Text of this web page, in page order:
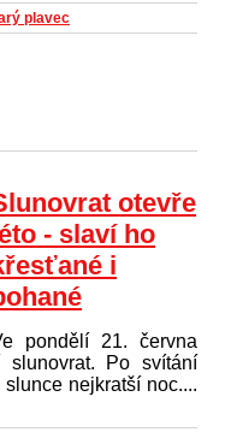
plavec
otevře
- slaví ho
i
pondělí 21. června
slunovrat. Po svítání
nejkratší noc....